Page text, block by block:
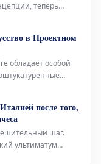
теперь
года, и это не
оказать
в Проектном
обладает особой
трубы, словно
Торбен Лайб
после того,
шаг.
ультиматум
граждан